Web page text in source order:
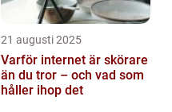
21 augusti 2025
Varför internet är skörare
än du tror – och vad som
håller ihop det